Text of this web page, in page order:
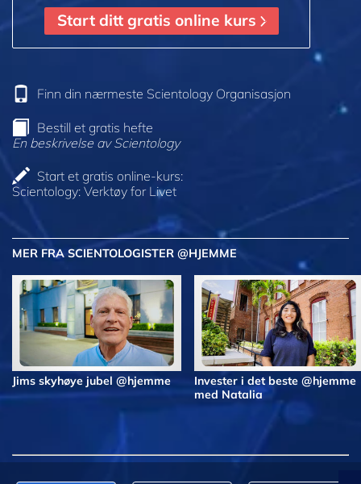
Start ditt gratis online kurs
Finn din nærmeste Scientology Organisasjon
Bestill et gratis hefte
En beskrivelse av Scientology
Start et gratis online-kurs:
Scientology: Verktøy for Livet
MER FRA SCIENTOLOGISTER @HJEMME
Jims skyhøye jubel @hjemme
Invester i det beste @hjemme
med Natalia